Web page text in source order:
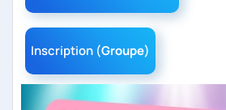
Inscription (Groupe)